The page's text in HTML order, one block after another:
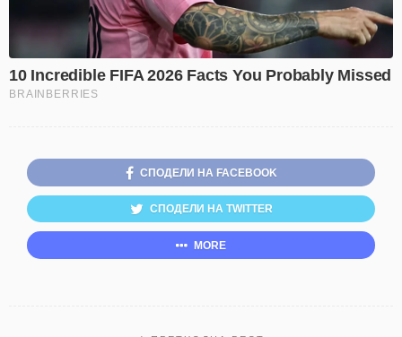
СПОДЕЛИ НА FACEBOOK
СПОДЕЛИ НА TWITTER
MORE